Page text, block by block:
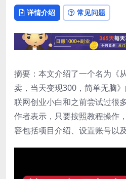
详情介绍 常见问题
摘要：本文介绍了一个名为《
卖，当天变现300，简单无脑
联网创业小白和之前尝试过很
作者表示，只要按照教程操作
容包括项目介绍、设置账号以